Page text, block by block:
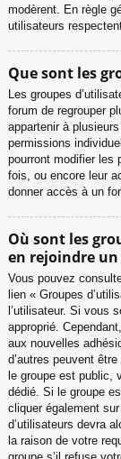
modèrent. En règle
utilisateurs
Que sont les
Les groupes
forum de regrouper
appartenir à
permissions
pourront modifier les
fois, ou encore leur
donner accès à un
Où sont les
en rejoindre un
Vous pouvez
lien « Groupes
l’utilisateur. Si vous
approprié.
aux nouvelles
d’autres peuvent
le groupe est public,
dédié. Si le groupe
cliquer également
d’utilisateurs devra
la raison de votre